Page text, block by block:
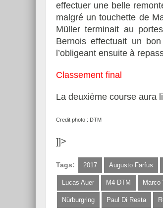
effectuer une belle
malgré un touchette de
Müller terminait au
Bernois effectuait un
l’obligeant ensuite à
Classement final
La deuxième course aura
Credit photo : DTM
]]>
Tags: 2017 Augusto Farfus
Lucas Auer M4 DTM Marco
Nürburgring Paul Di Resta